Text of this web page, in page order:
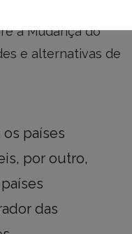
a criação de
a Mudança do
e alternativas de
países
por outro,
das